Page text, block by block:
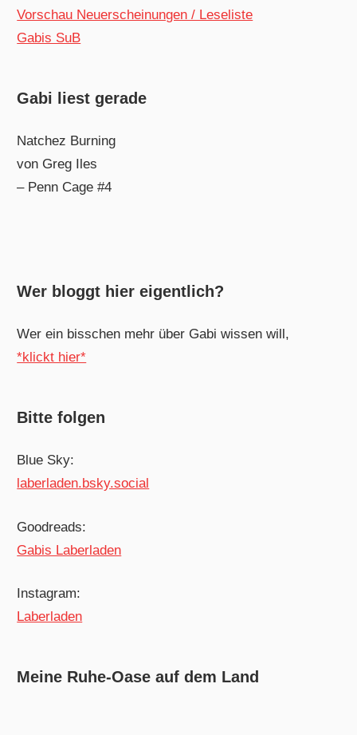
Vorschau Neuerscheinungen / Leseliste
Gabis SuB
Gabi liest gerade
Natchez Burning
von Greg Iles
– Penn Cage #4
Wer bloggt hier eigentlich?
Wer ein bisschen mehr über Gabi wissen will,
*klickt hier*
Bitte folgen
Blue Sky:
laberladen.bsky.social
Goodreads:
Gabis Laberladen
Instagram:
Laberladen
Meine Ruhe-Oase auf dem Land